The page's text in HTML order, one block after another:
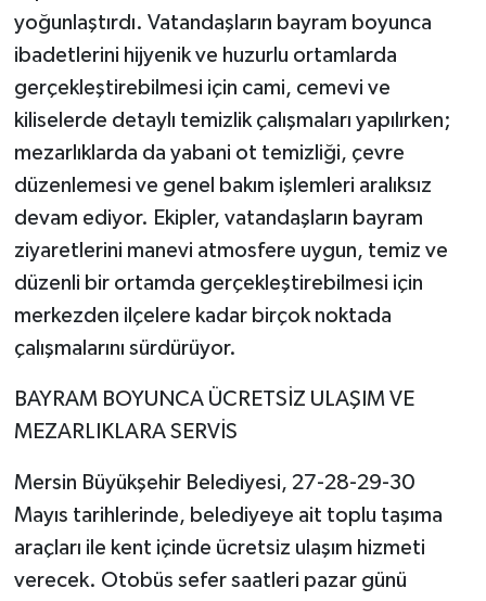
yoğunlaştırdı. Vatandaşların bayram boyunca
ibadetlerini hijyenik ve huzurlu ortamlarda
gerçekleştirebilmesi için cami, cemevi ve
kiliselerde detaylı temizlik çalışmaları yapılırken;
mezarlıklarda da yabani ot temizliği, çevre
düzenlemesi ve genel bakım işlemleri aralıksız
devam ediyor. Ekipler, vatandaşların bayram
ziyaretlerini manevi atmosfere uygun, temiz ve
düzenli bir ortamda gerçekleştirebilmesi için
merkezden ilçelere kadar birçok noktada
çalışmalarını sürdürüyor.
BAYRAM BOYUNCA ÜCRETSİZ ULAŞIM VE
MEZARLIKLARA SERVİS
Mersin Büyükşehir Belediyesi, 27-28-29-30
Mayıs tarihlerinde, belediyeye ait toplu taşıma
araçları ile kent içinde ücretsiz ulaşım hizmeti
verecek. Otobüs sefer saatleri pazar günü